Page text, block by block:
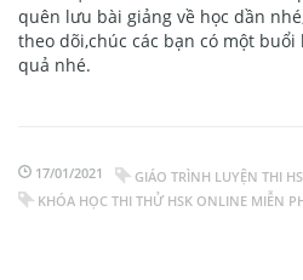
quên lưu bài giảng về học dần
theo dõi,chúc các bạn có một
quả nhé.
17/01/2021
GIÁO TRÌNH LUYỆN THI
KHÓA HỌC THI THỬ HSK ONLINE MIỄN